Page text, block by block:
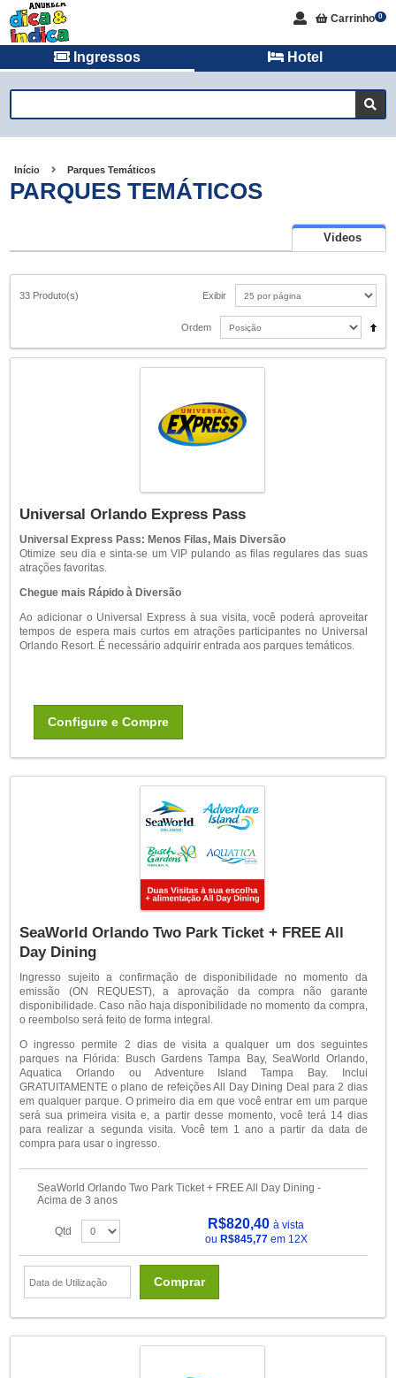
Carrinho 0
Ingressos Hotel
Início Parques Temáticos
PARQUES TEMÁTICOS
Videos
33 Produto(s) Exibir
Ordem
Universal Orlando Express Pass
Universal Express Pass: Menos Filas, Mais Diversão
Otimize seu dia e sinta-se um VIP pulando as filas regulares das suas
atrações favoritas.
Chegue mais Rápido à Diversão
Ao adicionar o Universal Express à sua visita, você poderá aproveitar
tempos de espera mais curtos em atrações participantes no Universal
Orlando Resort. É necessário adquirir entrada aos parques temáticos.
Configure e Compre
SeaWorld Orlando Two Park Ticket + FREE All
Day Dining
Ingresso sujeito a confirmação de disponibilidade no momento da
emissão (ON REQUEST), a aprovação da compra não garante
disponibilidade. Caso não haja disponibilidade no momento da compra,
o reembolso será feito de forma integral.
O ingresso permite 2 dias de visita a qualquer um dos seguintes
parques na Flórida: Busch Gardens Tampa Bay, SeaWorld Orlando,
Aquatica Orlando ou Adventure Island Tampa Bay. Inclui
GRATUITAMENTE o plano de refeições All Day Dining Deal para 2 dias
em qualquer parque. O primeiro dia em que você entrar em um parque
será sua primeira visita e, a partir desse momento, você terá 14 dias
para realizar a segunda visita. Você tem 1 ano a partir da data de
compra para usar o ingresso.
SeaWorld Orlando Two Park Ticket + FREE All Day Dining -
Acima de 3 anos
Qtd R$820,40à vista
ou R$845,77em 12X
Comprar